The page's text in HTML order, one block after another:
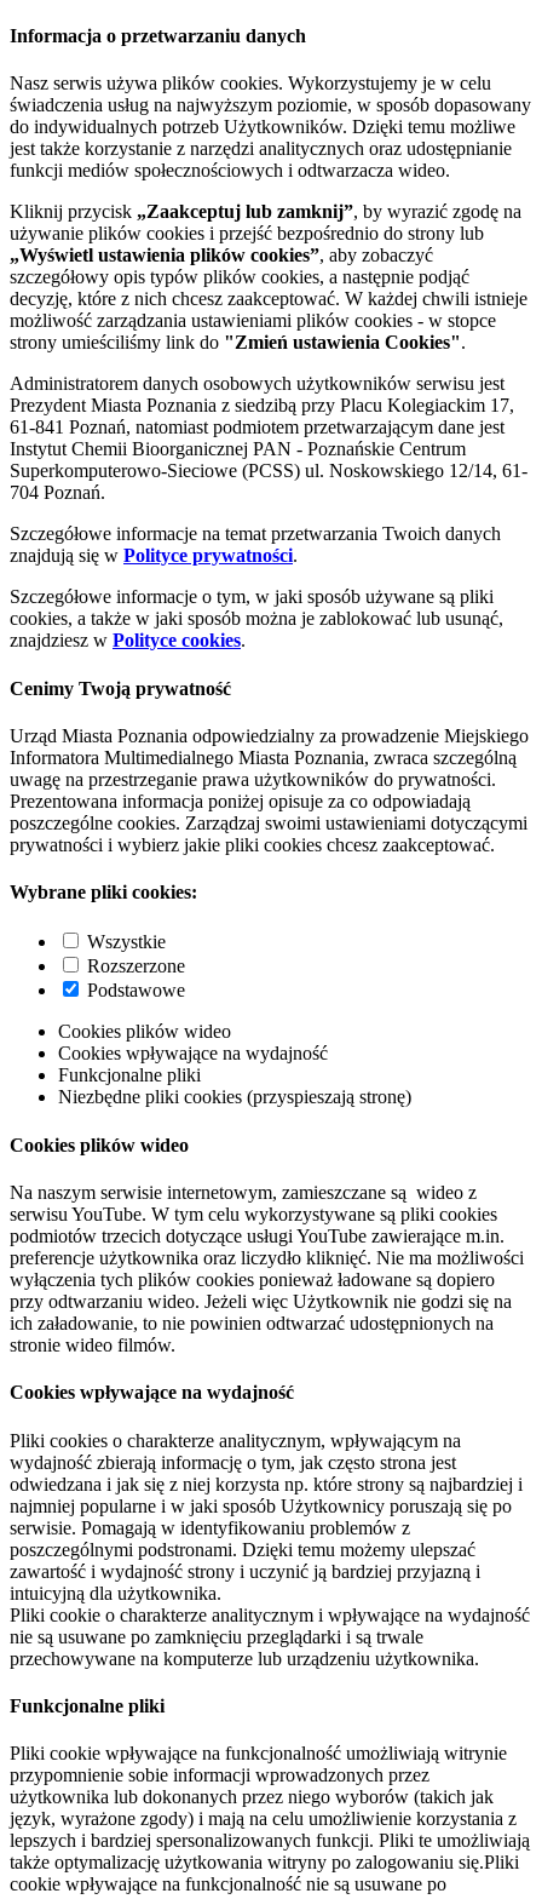
Informacja o przetwarzaniu danych
Nasz serwis używa plików cookies. Wykorzystujemy je w celu
świadczenia usług na najwyższym poziomie, w sposób dopasowany
do indywidualnych potrzeb Użytkowników. Dzięki temu możliwe
jest także korzystanie z narzędzi analitycznych oraz udostępnianie
funkcji mediów społecznościowych i odtwarzacza wideo.
Kliknij przycisk „Zaakceptuj lub zamknij”, by wyrazić zgodę na
używanie plików cookies i przejść bezpośrednio do strony lub
„Wyświetl ustawienia plików cookies”, aby zobaczyć
szczegółowy opis typów plików cookies, a następnie podjąć
decyzję, które z nich chcesz zaakceptować. W każdej chwili istnieje
możliwość zarządzania ustawieniami plików cookies - w stopce
strony umieściliśmy link do "Zmień ustawienia Cookies".
Administratorem danych osobowych użytkowników serwisu jest
Prezydent Miasta Poznania z siedzibą przy Placu Kolegiackim 17,
61-841 Poznań, natomiast podmiotem przetwarzającym dane jest
Instytut Chemii Bioorganicznej PAN - Poznańskie Centrum
Superkomputerowo-Sieciowe (PCSS) ul. Noskowskiego 12/14, 61-
704 Poznań.
Szczegółowe informacje na temat przetwarzania Twoich danych
znajdują się w Polityce prywatności.
Szczegółowe informacje o tym, w jaki sposób używane są pliki
cookies, a także w jaki sposób można je zablokować lub usunąć,
znajdziesz w Polityce cookies.
Cenimy Twoją prywatność
Urząd Miasta Poznania odpowiedzialny za prowadzenie Miejskiego
Informatora Multimedialnego Miasta Poznania, zwraca szczególną
uwagę na przestrzeganie prawa użytkowników do prywatności.
Prezentowana informacja poniżej opisuje za co odpowiadają
poszczególne cookies. Zarządzaj swoimi ustawieniami dotyczącymi
prywatności i wybierz jakie pliki cookies chcesz zaakceptować.
Wybrane pliki cookies:
Wszystkie
Rozszerzone
Podstawowe
Cookies plików wideo
Cookies wpływające na wydajność
Funkcjonalne pliki
Niezbędne pliki cookies (przyspieszają stronę)
Cookies plików wideo
Na naszym serwisie internetowym, zamieszczane są wideo z
serwisu YouTube. W tym celu wykorzystywane są pliki cookies
podmiotów trzecich dotyczące usługi YouTube zawierające m.in.
preferencje użytkownika oraz liczydło kliknięć. Nie ma możliwości
wyłączenia tych plików cookies ponieważ ładowane są dopiero
przy odtwarzaniu wideo. Jeżeli więc Użytkownik nie godzi się na
ich załadowanie, to nie powinien odtwarzać udostępnionych na
stronie wideo filmów.
Cookies wpływające na wydajność
Pliki cookies o charakterze analitycznym, wpływającym na
wydajność zbierają informację o tym, jak często strona jest
odwiedzana i jak się z niej korzysta np. które strony są najbardziej i
najmniej popularne i w jaki sposób Użytkownicy poruszają się po
serwisie. Pomagają w identyfikowaniu problemów z
poszczególnymi podstronami. Dzięki temu możemy ulepszać
zawartość i wydajność strony i uczynić ją bardziej przyjazną i
intuicyjną dla użytkownika.
Pliki cookie o charakterze analitycznym i wpływające na wydajność
nie są usuwane po zamknięciu przeglądarki i są trwale
przechowywane na komputerze lub urządzeniu użytkownika.
Funkcjonalne pliki
Pliki cookie wpływające na funkcjonalność umożliwiają witrynie
przypomnienie sobie informacji wprowadzonych przez
użytkownika lub dokonanych przez niego wyborów (takich jak
język, wyrażone zgody) i mają na celu umożliwienie korzystania z
lepszych i bardziej spersonalizowanych funkcji. Pliki te umożliwiają
także optymalizację użytkowania witryny po zalogowaniu się.Pliki
cookie wpływające na funkcjonalność nie są usuwane po